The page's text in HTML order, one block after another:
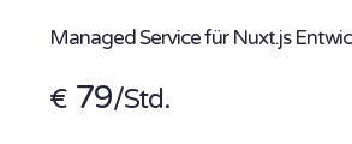
Managed Service für Nuxt.js
€ 79/Std.